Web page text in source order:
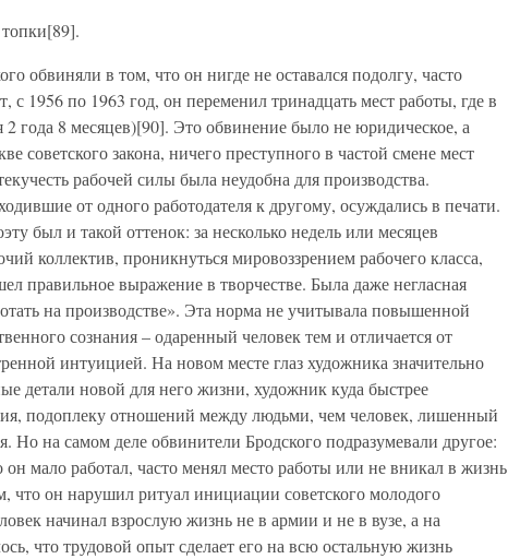
обвиняли в том, что он нигде не оставался подолгу, часто
с 1956 по 1963 год, он переменил тринадцать мест работы, где в
года 8 месяцев)[90]. Это обвинение было не юридическое, а
советского закона, ничего преступного в частой смене мест
рабочей силы была неудобна для производства.
от одного работодателя к другому, осуждались в печати.
был и такой оттенок: за несколько недель или месяцев
коллектив, проникнуться мировоззрением рабочего класса,
правильное выражение в творчестве. Была даже негласная
на производстве». Эта норма не учитывала повышенной
сознания – одаренный человек тем и отличается от
интуицией. На новом месте глаз художника значительно
детали новой для него жизни, художник куда быстрее
подоплеку отношений между людьми, чем человек, лишенный
Но на самом деле обвинители Бродского подразумевали другое:
мало работал, часто менял место работы или не вникал в жизнь
что он нарушил ритуал инициации советского молодого
начинал взрослую жизнь не в армии и не в вузе, а на
что трудовой опыт сделает его на всю остальную жизнь